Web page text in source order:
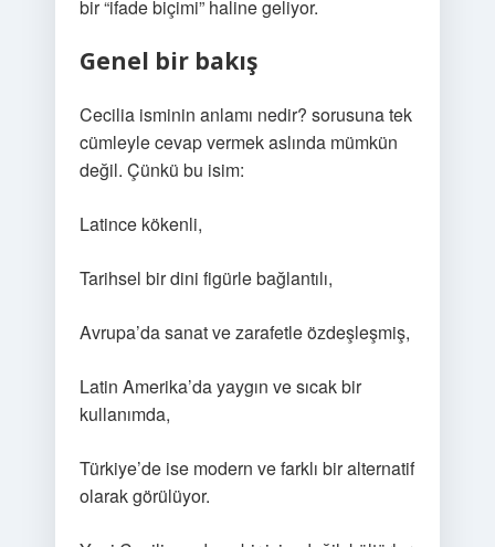
bir “ifade biçimi” haline geliyor.
Genel bir bakış
Cecilia isminin anlamı nedir? sorusuna tek
cümleyle cevap vermek aslında mümkün
değil. Çünkü bu isim:
Latince kökenli,
Tarihsel bir dini figürle bağlantılı,
Avrupa’da sanat ve zarafetle özdeşleşmiş,
Latin Amerika’da yaygın ve sıcak bir
kullanımda,
Türkiye’de ise modern ve farklı bir alternatif
olarak görülüyor.